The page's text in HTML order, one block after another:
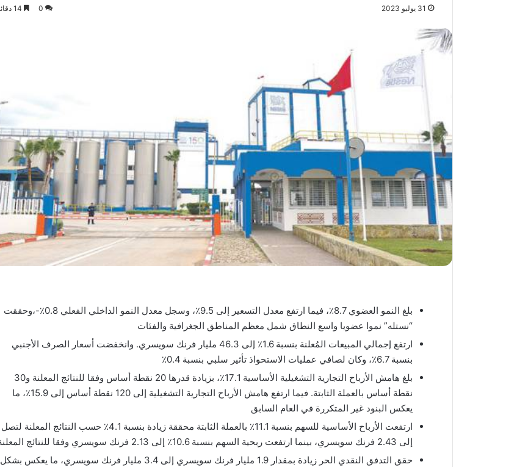
31 يوليو 2023 0
بلغ النمو العضوي 8.7٪، فيما ارتفع معدل التسعير إلى 9.5٪، وسجل معدل النمو الداخلي الفعلي 0.8٪-،وحققت
“نستله” نموا عضويا واسع النطاق شمل معظم المناطق الجغرافية والفئات
ارتفع إجمالي المبيعات المُعلنة بنسبة 1.6٪ إلى 46.3 مليار فرنك سويسري. وانخفضت أسعار الصرف الأجنبي
بنسبة 6.7٪، وكان لصافي عمليات الاستحواذ تأثير سلبي بنسبة 0.4٪
بلغ هامش الأرباح التجارية التشغيلية الأساسية 17.1٪، بزيادة قدرها 20 نقطة أساس وفقا للنتائج المعلنة و30
نقطة أساس بالعملة الثابتة. فيما ارتفع هامش الأرباح التجارية التشغيلية إلى 120 نقطة أساس إلى 15.9٪، ما
يعكس البنود غير المتكررة في العام السابق
ارتفعت الأرباح الأساسية للسهم بنسبة 11.1٪ بالعملة الثابتة محققة زيادة بنسبة 4.1٪ حسب النتائج المعلنة لتصل
إلى 2.43 فرنك سويسري، بينما ارتفعت ربحية السهم بنسبة 10.6٪ إلى 2.13 فرنك سويسري وفقا للنتائج المعلنة
حقق التدفق النقدي الحر زيادة بمقدار 1.9 مليار فرنك سويسري إلى 3.4 مليار فرنك سويسري، ما يعكس بشكل